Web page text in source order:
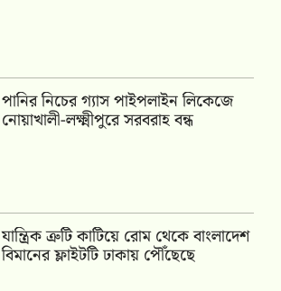
পানির নিচের গ্যাস পাইপলাইন লিকেজে
নোয়াখালী-লক্ষ্মীপুরে সরবরাহ বন্ধ
যান্ত্রিক ত্রুটি কাটিয়ে রোম থেকে বাংলাদেশ
বিমানের ফ্লাইটটি ঢাকায় পৌঁছেছে